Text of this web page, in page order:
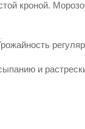
кроной.
и